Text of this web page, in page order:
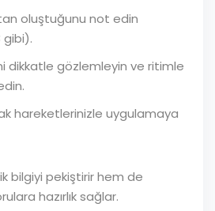
oluştuğunu not edin
dikkatle gözlemleyin ve ritimle
hareketlerinizle uygulamaya
bilgiyi pekiştirir hem de
hazırlık sağlar.